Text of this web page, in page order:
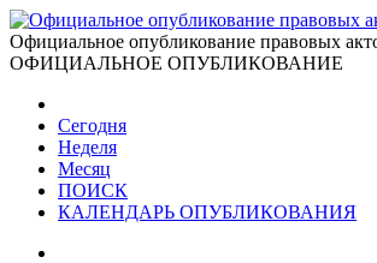
Официальное опубликование правовых
ОФИЦИАЛЬНОЕ ОПУБЛИКОВАНИЕ
Сегодня
Неделя
Месяц
ПОИСК
КАЛЕНДАРЬ ОПУБЛИКОВАНИЯ